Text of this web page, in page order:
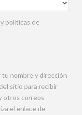
políticas de
tu nombre y dirección
sitio para recibir
otros correos
el enlace de